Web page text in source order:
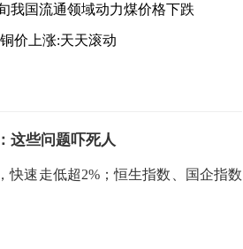
我国流通领域动力煤价格下跌
价上涨:天天滚动
这些问题吓死人
快速走低超2%；恒生指数、国企指数